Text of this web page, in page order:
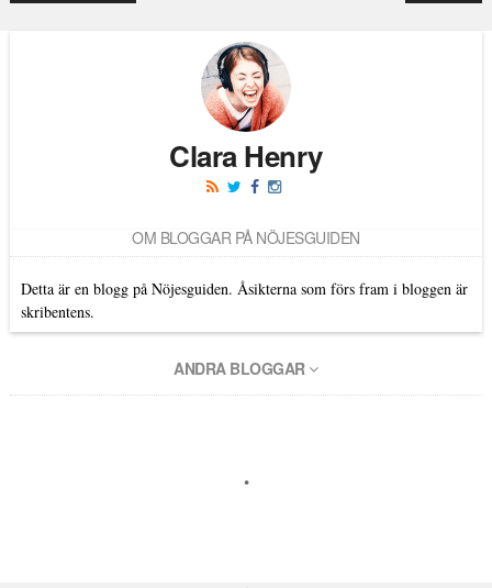
Clara Henry
OM BLOGGAR PÅ NÖJESGUIDEN
Detta är en blogg på Nöjesguiden. Åsikterna som förs fram i bloggen är
skribentens.
ANDRA BLOGGAR